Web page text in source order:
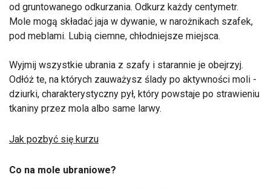
od gruntowanego odkurzania. Odkurz każdy centymetr.
Mole mogą składać jaja w dywanie, w narożnikach szafek,
pod meblami. Lubią ciemne, chłodniejsze miejsca.
Wyjmij wszystkie ubrania z szafy i starannie je obejrzyj.
Odłóż te, na których zauważysz ślady po aktywności moli -
dziurki, charakterystyczny pył, który powstaje po strawieniu
tkaniny przez mola albo same larwy.
Jak pozbyć się kurzu
Co na mole ubraniowe?